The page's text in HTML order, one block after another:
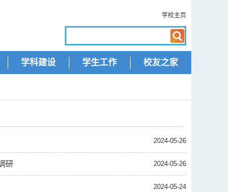
学校主页
学科建设 学生工作 校友之家
2024-05-26
研 2024-05-26
2024-05-24